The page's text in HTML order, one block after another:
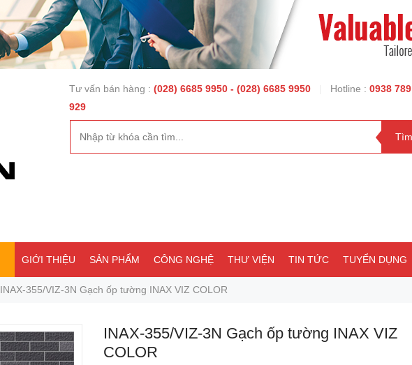
Tư vấn bán hàng : (028) 6685 9950 - (028) 6685 9950 Hotline : 0938 789
929
GIỚI THIỆU SẢN PHẨM CÔNG NGHỆ THƯ VIỆN TIN TỨC TUYỂN DỤNG
INAX-355/VIZ-3N Gạch ốp tường INAX VIZ COLOR
INAX-355/VIZ-3N Gạch ốp tường INAX VIZ
COLOR